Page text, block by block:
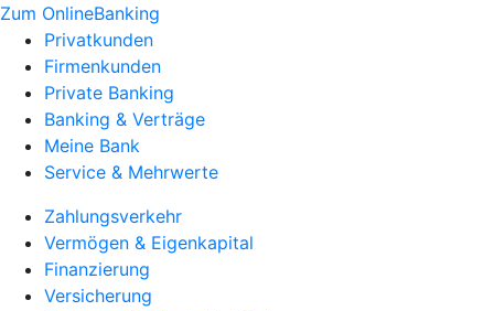
Zum OnlineBanking
Privatkunden
Firmenkunden
Private Banking
Banking & Verträge
Meine Bank
Service & Mehrwerte
Zahlungsverkehr
Vermögen & Eigenkapital
Finanzierung
Versicherung